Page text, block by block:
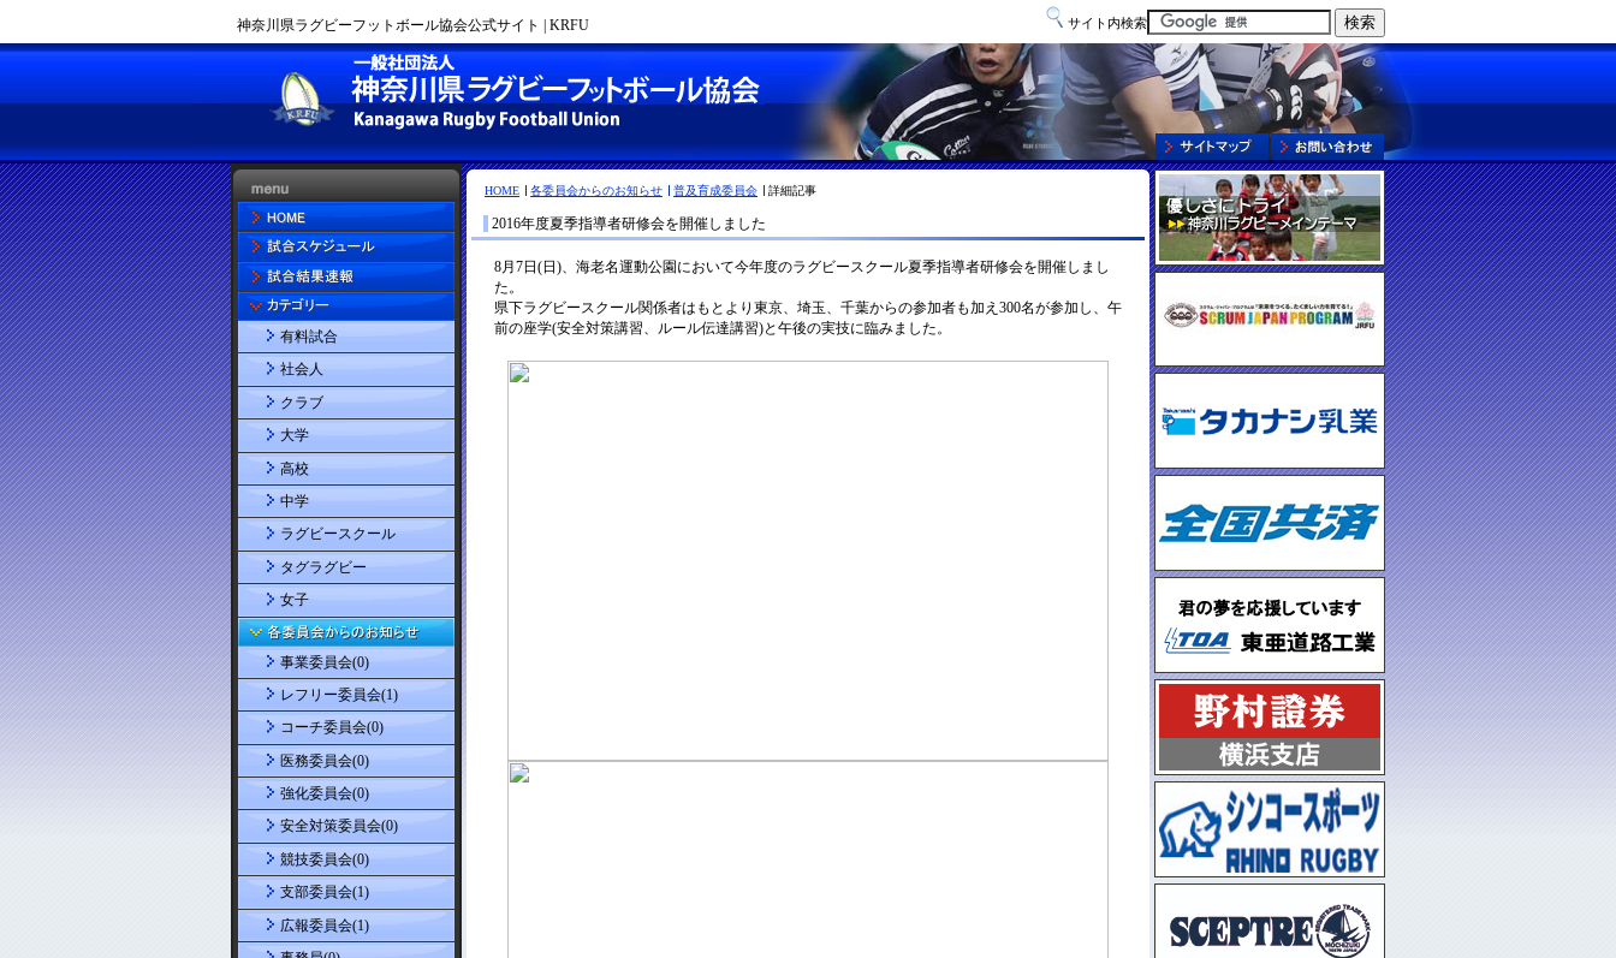
神奈川県ラグビーフットボール協会公式サイト | KRFU サイト内検索
HOME 各委員会からのお知らせ 普及育成委員会 詳細記事
2016年度夏季指導者研修会を開催しました
有料試合
社会人
クラブ
大学
高校
中学
ラグビースクール
タグラグビー
女子
事業委員会(0)
レフリー委員会(1)
コーチ委員会(0)
医務委員会(0)
強化委員会(0)
安全対策委員会(0)
競技委員会(0)
支部委員会(1)
広報委員会(1)